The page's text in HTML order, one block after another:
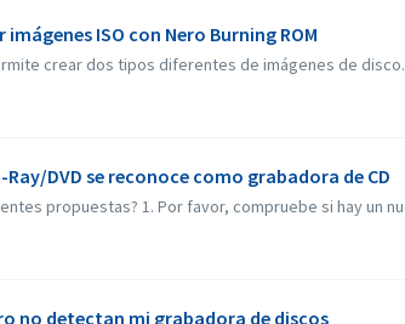
ISO con Nero Burning ROM
crear dos tipos diferentes de imágenes de
DVD se reconoce como grabadora de CD
propuestas? 1. Por favor, compruebe si hay un
no detectan mi grabadora de discos